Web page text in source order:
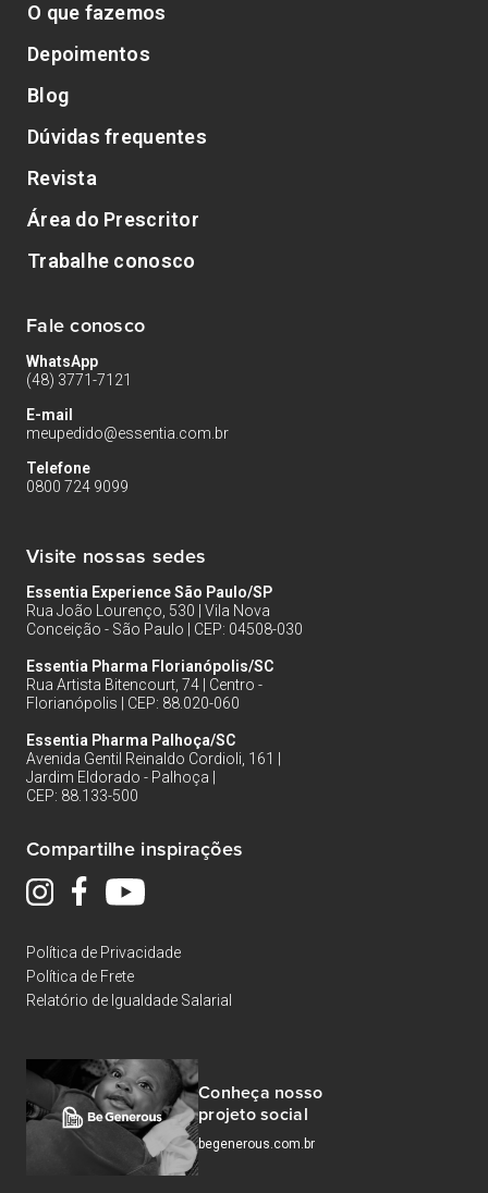
O que fazemos
Depoimentos
Blog
Dúvidas frequentes
Revista
Área do Prescritor
Trabalhe conosco
Fale conosco
WhatsApp
(48) 3771-7121
E-mail
meupedido@essentia.com.br
Telefone
0800 724 9099
Visite nossas sedes
Essentia Experience São Paulo/SP
Rua João Lourenço, 530 | Vila Nova
Conceição - São Paulo | CEP: 04508-030
Essentia Pharma Florianópolis/SC
Rua Artista Bitencourt, 74 | Centro -
Florianópolis | CEP: 88.020-060
Essentia Pharma Palhoça/SC
Avenida Gentil Reinaldo Cordioli, 161 |
Jardim Eldorado - Palhoça |
CEP: 88.133-500
Compartilhe inspirações
Política de Privacidade
Política de Frete
Relatório de Igualdade Salarial
Conheça nosso
projeto social
begenerous.com.br